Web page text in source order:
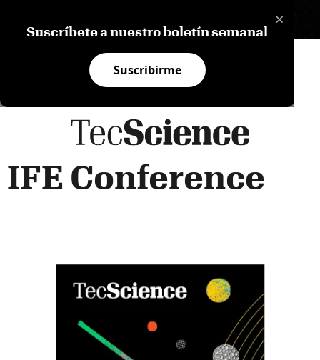
×
Suscríbete a nuestro boletín semanal
Suscribirme
IFE Conference